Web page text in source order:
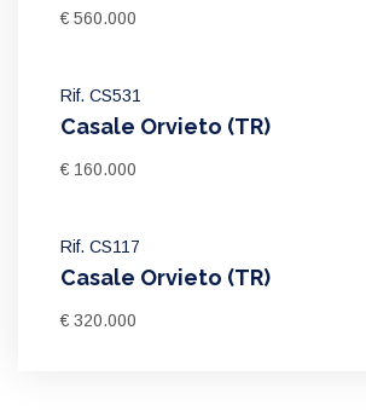
€ 560.000
Rif. CS531
Casale Orvieto (TR)
€ 160.000
Rif. CS117
Casale Orvieto (TR)
€ 320.000